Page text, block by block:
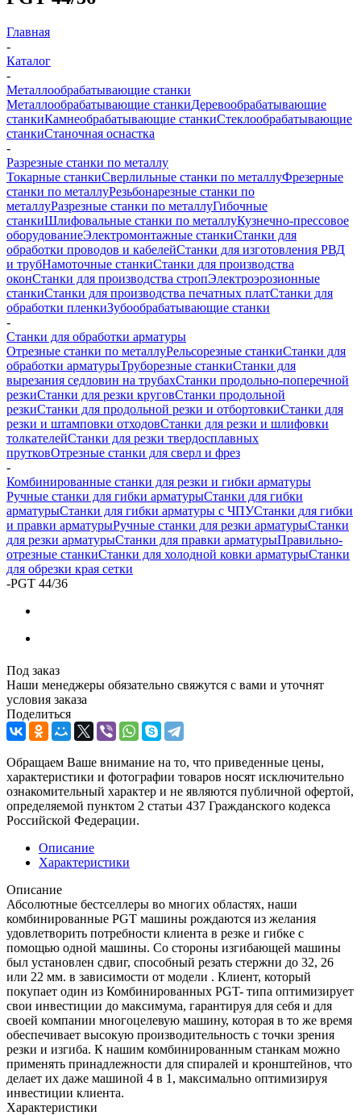
Главная
-
Каталог
-
Металлообрабатывающие станки
Металлообрабатывающие станкиДеревообрабатывающие
станкиКамнеобрабатывающие станкиСтеклообрабатывающие
станкиСтаночная оснастка
-
Разрезные станки по металлу
Токарные станкиСверлильные станки по металлуФрезерные
станки по металлуРезьбонарезные станки по
металлуРазрезные станки по металлуГибочные
станкиШлифовальные станки по металлуКузнечно-прессовое
оборудованиеЭлектромонтажные станкиСтанки для
обработки проводов и кабелейСтанки для изготовления РВД
и трубНамоточные станкиСтанки для производства
оконСтанки для производства стропЭлектроэрозионные
станкиСтанки для производства печатных платСтанки для
обработки пленкиЗубообрабатывающие станки
-
Станки для обработки арматуры
Отрезные станки по металлуРельсорезные станкиСтанки для
обработки арматурыТруборезные станкиСтанки для
вырезания седловин на трубаxСтанки продольно-поперечной
резкиСтанки для резки круговСтанки продольной
резкиСтанки для продольной резки и отбортовкиСтанки для
резки и штамповки отходовСтанки для резки и шлифовки
толкателейСтанки для резки твердосплавных
прутковОтрезные станки для сверл и фрез
-
Комбинированные станки для резки и гибки арматуры
Ручные станки для гибки арматурыСтанки для гибки
арматурыСтанки для гибки арматуры с ЧПУСтанки для гибки
и правки арматурыРучные станки для резки арматурыСтанки
для резки арматурыСтанки для правки арматурыПравильно-
отрезные станкиСтанки для холодной ковки арматурыСтанки
для обрезки края сетки
-PGT 44/36
Под заказ
Наши менеджеры обязательно свяжутся с вами и уточнят
условия заказа
Поделиться
Обращаем Ваше внимание на то, что приведенные цены,
характеристики и фотографии товаров носят исключительно
ознакомительный характер и не являются публичной офертой,
определяемой пунктом 2 статьи 437 Гражданского кодекса
Российской Федерации.
Описание
Характеристики
Описание
Абсолютные бестселлеры во многих областях, наши
комбинированные PGT машины рождаются из желания
удовлетворить потребности клиента в резке и гибке с
помощью одной машины. Со стороны изгибающей машины
был установлен сдвиг, способный резать стержни до 32, 26
или 22 мм. в зависимости от модели . Клиент, который
покупает один из Комбинированных PGT- типа оптимизирует
свои инвестиции до максимума, гарантируя для себя и для
своей компании многоцелевую машину, которая в то же время
обеспечивает высокую производительность с точки зрения
резки и изгиба. К нашим комбинированным станкам можно
применять принадлежности для спиралей и кронштейнов, что
делает их даже машиной 4 в 1, максимально оптимизируя
инвестиции клиента.
Характеристики